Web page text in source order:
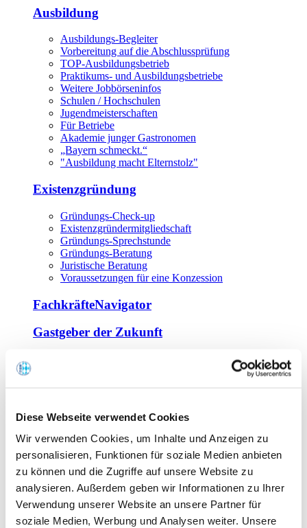
Diese Webseite verwendet Cookies
Wir verwenden Cookies, um Inhalte und Anzeigen zu
personalisieren, Funktionen für soziale Medien anbieten
zu können und die Zugriffe auf unsere Website zu
analysieren. Außerdem geben wir Informationen zu Ihrer
Verwendung unserer Website an unsere Partner für
soziale Medien, Werbung und Analysen weiter. Unsere
Ausbildung
Ausbildungs-Begleiter
Vorbereitung auf die Abschlussprüfung
TOP-Ausbildungsbetrieb
Praktikums- und Ausbildungsbetriebe
Weitere Jobbörseninfos
Schulen / Hochschulen
Jugendmeisterschaften
Für Betriebe
Akademie junger Gastronomen
„Bayern schmeckt.“
"Ausbildung macht Elternstolz"
Existenzgründung
Gründungs-Check-up
Existenzgründermitgliedschaft
Gründungs-Sprechstunde
Gründungs-Beratung
Juristische Beratung
Voraussetzungen für eine Konzession
FachkräfteNavigator
Gastgeber der Zukunft
Offene Seminare
Tagen im Palais
Wirte-und Unternehmerbrief
Lernplattform BOUNTI
Partner
Branchennahe Organisationen